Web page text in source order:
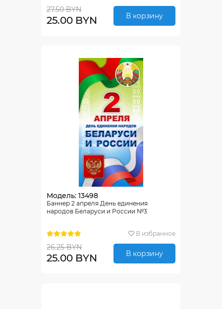
27.50 BYN
25.00 BYN В корзину
Модель: 13498
Баннер 2 апреля День единения
народов Беларуси и России №3
В избранное
26.25 BYN
25.00 BYN В корзину